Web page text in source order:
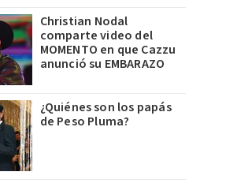
Christian Nodal
comparte video del
MOMENTO en que Cazzu
anunció su EMBARAZO
¿Quiénes son los papás
de Peso Pluma?